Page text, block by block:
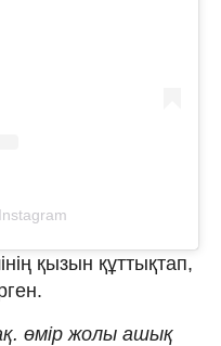
қызын құттықтап,
өмір жолы ашық